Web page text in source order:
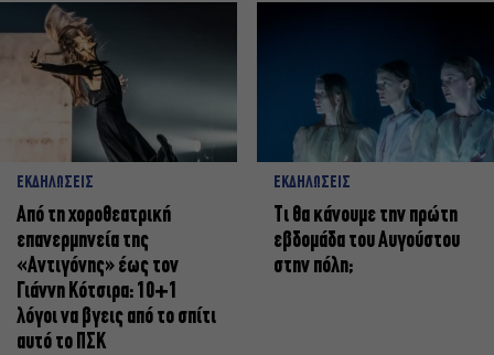
ΕΚΔΗΛΩΣΕΙΣ
Από τη χοροθεατρική
επανερμηνεία της
«Αντιγόνης» έως τον
Γιάννη Κότσιρα: 10+1
λόγοι να βγεις από το σπίτι
αυτό το ΠΣΚ
ΕΚΔΗΛΩΣΕΙΣ
Τι θα κάνουμε την πρώτη
εβδομάδα του Αυγούστου
στην πόλη;